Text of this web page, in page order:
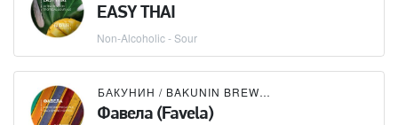
EASY THAI
Non-Alcoholic - Sour
БАКУНИН / BAKUNIN BREWING CO.
Фавела (Favela)